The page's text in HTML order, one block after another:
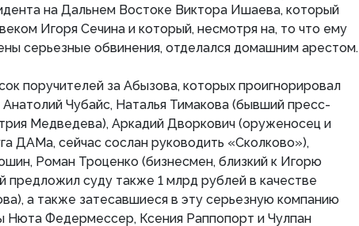
на Дальнем Востоке Виктора Ишаева, который
Игоря Сечина и который, несмотря на, то что ему
серьезные обвинения, отделался домашним арестом.
поручителей за Абызова, которых проигнорировал
Анатолий Чубайс, Наталья Тимакова (бывший пресс-
Медведева), Аркадий Дворкович (оруженосец и
ДАМа, сейчас сослан руководить «Сколково»),
Роман Троценко (бизнесмен, близкий к Игорю
предложил суду также 1 млрд рублей в качестве
а также затесавшиеся в эту серьезную компанию
Нюта Федермессер, Ксения Раппопорт и Чулпан